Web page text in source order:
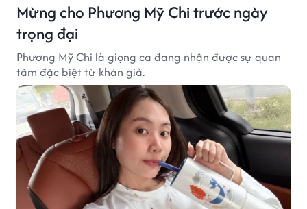
Mừng cho Phương Mỹ Chi trước ngày
trọng đại
Phương Mỹ Chi là giọng ca đang nhận được sự quan
tâm đặc biệt từ khán giả.